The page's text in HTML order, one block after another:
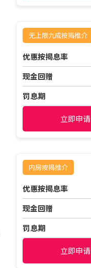
无上限九成按揭推介
优惠按揭息率
现金回赠
罚息期
立即申请
内房按揭推介
优惠按揭息率
现金回赠
罚息期
立即申请